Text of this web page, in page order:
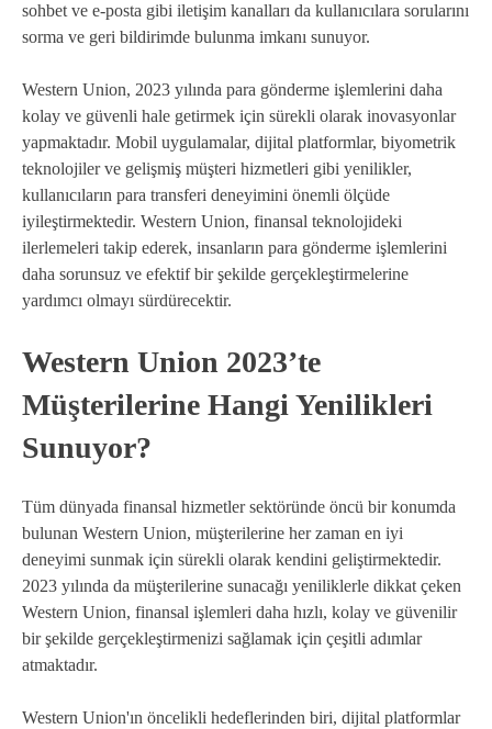
sohbet ve e-posta gibi iletişim kanalları da kullanıcılara sorularını
sorma ve geri bildirimde bulunma imkanı sunuyor.
Western Union, 2023 yılında para gönderme işlemlerini daha
kolay ve güvenli hale getirmek için sürekli olarak inovasyonlar
yapmaktadır. Mobil uygulamalar, dijital platformlar, biyometrik
teknolojiler ve gelişmiş müşteri hizmetleri gibi yenilikler,
kullanıcıların para transferi deneyimini önemli ölçüde
iyileştirmektedir. Western Union, finansal teknolojideki
ilerlemeleri takip ederek, insanların para gönderme işlemlerini
daha sorunsuz ve efektif bir şekilde gerçekleştirmelerine
yardımcı olmayı sürdürecektir.
Western Union 2023’te
Müşterilerine Hangi Yenilikleri
Sunuyor?
Tüm dünyada finansal hizmetler sektöründe öncü bir konumda
bulunan Western Union, müşterilerine her zaman en iyi
deneyimi sunmak için sürekli olarak kendini geliştirmektedir.
2023 yılında da müşterilerine sunacağı yeniliklerle dikkat çeken
Western Union, finansal işlemleri daha hızlı, kolay ve güvenilir
bir şekilde gerçekleştirmenizi sağlamak için çeşitli adımlar
atmaktadır.
Western Union'ın öncelikli hedeflerinden biri, dijital platformlar